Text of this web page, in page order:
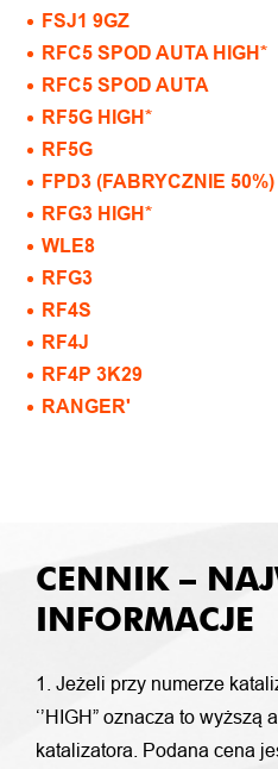
FSJ1 9GZ
RFC5 SPOD AUTA HIGH*
RFC5 SPOD AUTA
RF5G HIGH*
RF5G
FPD3 (FABRYCZNIE 50%)
RFG3 HIGH*
WLE8
RFG3
RF4S
RF4J
RF4P 3K29
RANGER'
CENNIK –
INFORMACJE
1. Jeżeli przy numerze
‘’HIGH” oznacza to wyższą
katalizatora. Podana cena